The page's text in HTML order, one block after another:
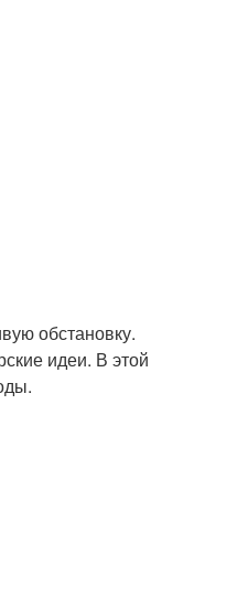
обстановку.
идеи. В этой